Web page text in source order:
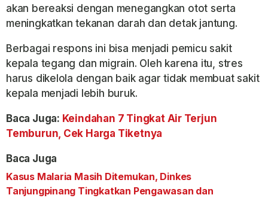
akan bereaksi dengan menegangkan otot serta
meningkatkan tekanan darah dan detak jantung.
Berbagai respons ini bisa menjadi pemicu sakit
kepala tegang dan migrain. Oleh karena itu, stres
harus dikelola dengan baik agar tidak membuat sakit
kepala menjadi lebih buruk.
Baca Juga: Keindahan 7 Tingkat Air Terjun
Temburun, Cek Harga Tiketnya
Baca Juga
Kasus Malaria Masih Ditemukan, Dinkes
Tanjungpinang Tingkatkan Pengawasan dan